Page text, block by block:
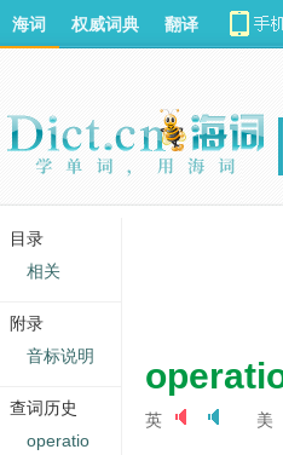
英 美
海词 权威词典 翻译
目录
相关
附录
音标说明
查词历史
operatio